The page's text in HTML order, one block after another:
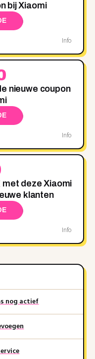
bij Xiaomi
Info
nieuwe coupon
Info
met deze Xiaomi
klanten
Info
nog actief